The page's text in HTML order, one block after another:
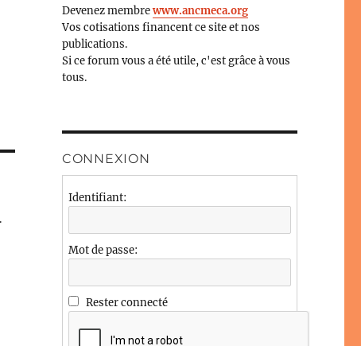
.
Devenez membrewww.ancmeca.org
Vos cotisations financent ce site et nos
publications.
Si ce forum vous a été utile, c'est grâce à vous
tous.
CONNEXION
Identifiant:
Mot de passe:
Rester connecté